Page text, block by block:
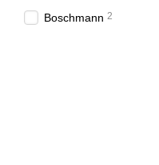
Boschmann 2